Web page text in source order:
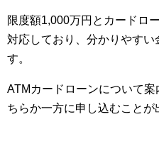
限度額1,000万円とカードロ
対応しており、分かりやす
す。
ATMカードローンについて
ちらか一方に申し込むことが